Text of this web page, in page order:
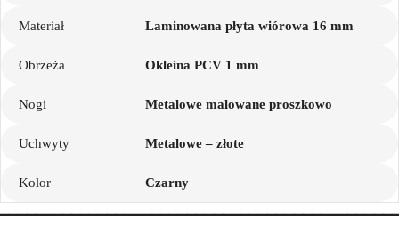
Materiał Laminowana płyta wiórowa 16 mm
Obrzeża Okleina PCV 1 mm
Nogi Metalowe malowane proszkowo
Uchwyty Metalowe – złote
Kolor Czarny